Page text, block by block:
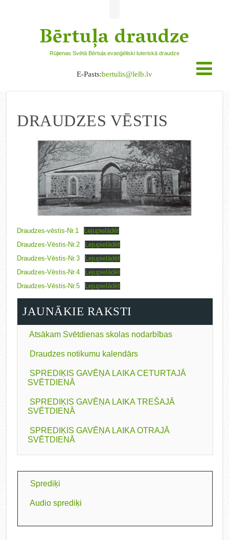
Bērtuļa draudze
Rūjienas Svētā Bērtuļa evaņģēliski luteriskā draudze
E-Pasts:bertulis@lelb.lv
DRAUDZES VĒSTIS
Draudzes-vēstis-Nr.1
Lejupielādēt
Draudzes-Vēstis-Nr.2
Lejupielādēt
Draudzes-Vēstis-Nr.3
Lejupielādēt
Draudzes-Vēstis-Nr.4
Lejupielādēt
Draudzes-Vēstis-Nr.5
Lejupielādēt
JAUNĀKIE RAKSTI
Atsākam Svētdienas skolas nodarbības
Draudzes notikumu kalendārs
SPREDIĶIS GAVĒŅA LAIKA CETURTAJĀ
SVĒTDIENĀ
SPREDIĶIS GAVĒŅA LAIKA TREŠAJĀ
SVĒTDIENĀ
SPREDIĶIS GAVĒŅA LAIKA OTRAJĀ
SVĒTDIENĀ
Sprediķi
Audio sprediķi